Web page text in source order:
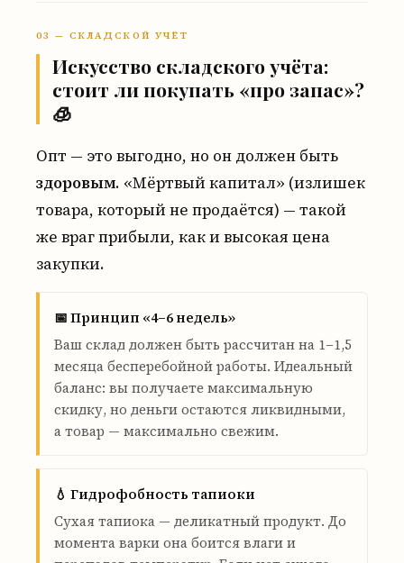
03 — СКЛАДСКОЙ УЧЁТ
Искусство складского учёта:
стоит ли покупать «про запас»?
🧊
Опт — это выгодно, но он должен быть
здоровым. «Мёртвый капитал» (излишек
товара, который не продаётся) — такой
же враг прибыли, как и высокая цена
закупки.
📅 Принцип «4–6 недель»
Ваш склад должен быть рассчитан на 1–1,5
месяца бесперебойной работы. Идеальный
баланс: вы получаете максимальную
скидку, но деньги остаются ликвидными,
а товар — максимально свежим.
💧 Гидрофобность тапиоки
Сухая тапиока — деликатный продукт. До
момента варки она боится влаги и